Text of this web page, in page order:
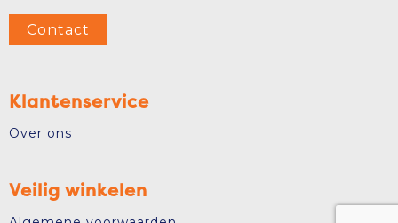
Contact
Klantenservice
Over ons
Veilig winkelen